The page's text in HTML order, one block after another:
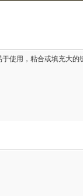
使用，粘合或填充大的